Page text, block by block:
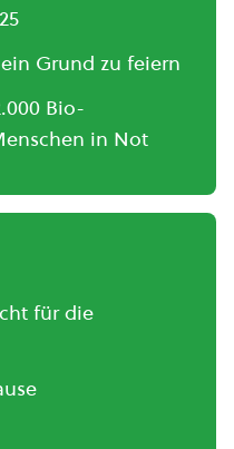
ein Grund zu feiern
Bio-
in Not
für die